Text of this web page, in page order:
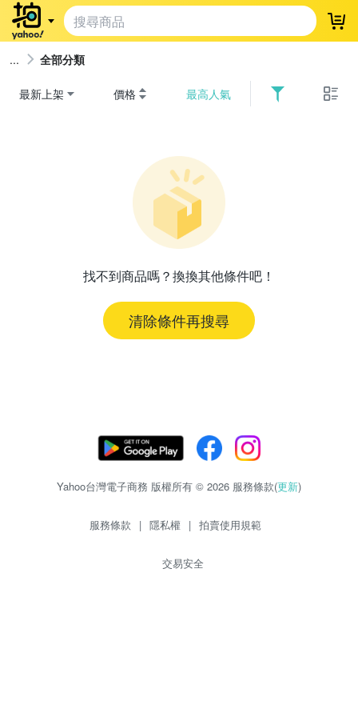
登
全部分類
最新上架 價格 最高人氣
找不到商品嗎？換換其他條件吧！
清除條件再搜尋
Yahoo台灣電子商務 版權所有 © 2026 服務條款(更新)
服務條款 | 隱私權 | 拍賣使用規範
交易安全